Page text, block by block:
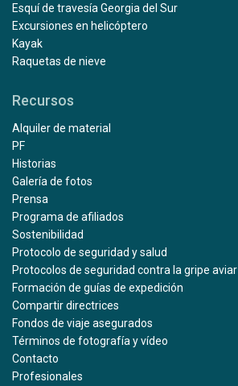
Esquí de travesía Georgia del Sur
Excursiones en helicóptero
Kayak
Raquetas de nieve
Recursos
Alquiler de material
PF
Historias
Galería de fotos
Prensa
Programa de afiliados
Sostenibilidad
Protocolo de seguridad y salud
Protocolos de seguridad contra la gripe aviar
Formación de guías de expedición
Compartir directrices
Fondos de viaje asegurados
Términos de fotografía y vídeo
Contacto
Profesionales